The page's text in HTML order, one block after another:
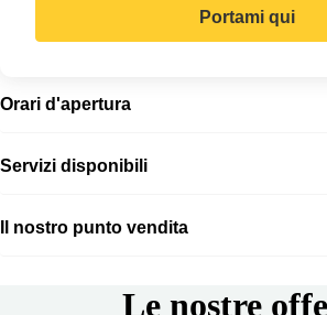
Portami qui
Orari d'apertura
Servizi disponibili
Il nostro punto vendita
Le nostre